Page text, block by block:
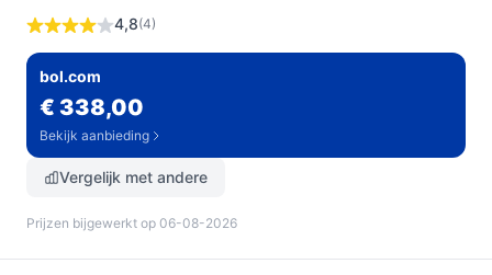
4,8(4)
bol.com
€ 338,00
Bekijk aanbieding
Vergelijk met andere
Prijzen bijgewerkt op 06-08-2026